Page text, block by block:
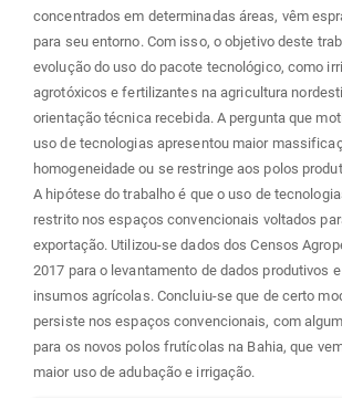
concentrados em determinadas áreas, vêm
para seu entorno. Com isso, o objetivo deste
evolução do uso do pacote tecnológico, como
agrotóxicos e fertilizantes na agricultura
orientação técnica recebida. A pergunta que
uso de tecnologias apresentou maior
homogeneidade ou se restringe aos polos
A hipótese do trabalho é que o uso de
restrito nos espaços convencionais voltados
exportação. Utilizou-se dados dos Censos
2017 para o levantamento de dados produtivos
insumos agrícolas. Concluiu-se que de certo
persiste nos espaços convencionais, com
para os novos polos frutícolas na Bahia, que
maior uso de adubação e irrigação.